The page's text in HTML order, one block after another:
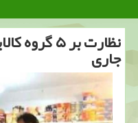
نظارت بر
جاری